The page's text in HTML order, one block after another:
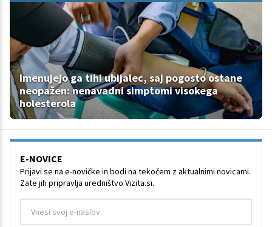
Imenujejo ga tihi ubijalec, saj pogosto ostane
neopažen: nenavadni simptomi visokega
holesterola
E-NOVICE
Prijavi se na e-novičke in bodi na tekočem z aktualnimi novicami.
Zate jih pripravlja uredništvo Vizita.si.